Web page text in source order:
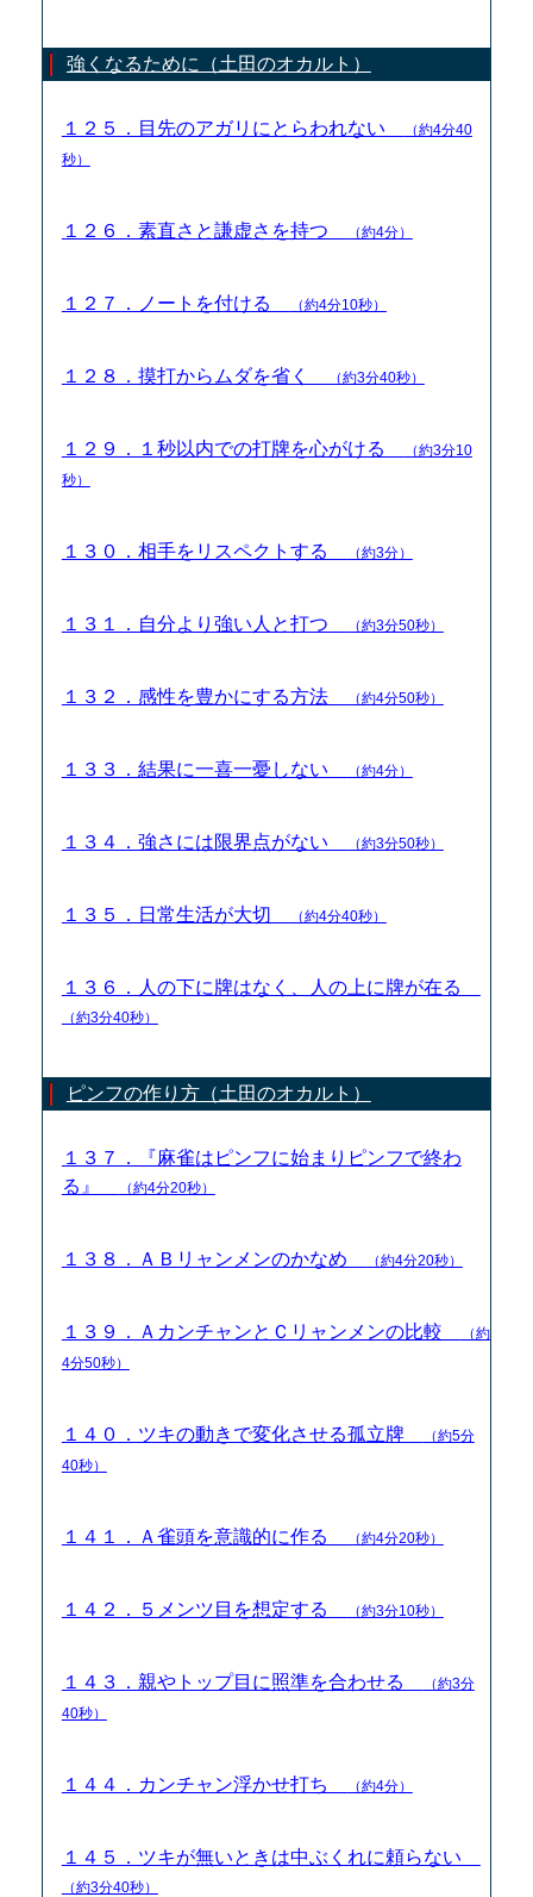
強くなるために（土田のオカルト）
１２５．目先のアガリにとらわれない
（約4分40
秒）
１２６．素直さと謙虚さを持つ （約4分）
１２７．ノートを付ける （約4分10秒）
１２８．摸打からムダを省く （約3分40秒）
１２９．１秒以内での打牌を心がける
（約3分10
秒）
１３０．相手をリスペクトする （約3分）
１３１．自分より強い人と打つ （約3分50秒）
１３２．感性を豊かにする方法 （約4分50秒）
１３３．結果に一喜一憂しない （約4分）
１３４．強さには限界点がない （約3分50秒）
１３５．日常生活が大切 （約4分40秒）
１３６．人の下に牌はなく、人の上に牌が在る
（約3分40秒）
ピンフの作り方（土田のオカルト）
１３７．『麻雀はピンフに始まりピンフで終わ
る』
（約4分20秒）
１３８．ＡＢリャンメンのかなめ （約4分20秒）
１３９．ＡカンチャンとＣリャンメンの比較
（約
4分50秒）
１４０．ツキの動きで変化させる孤立牌
（約5分
40秒）
１４１．Ａ雀頭を意識的に作る （約4分20秒）
１４２．５メンツ目を想定する （約3分10秒）
１４３．親やトップ目に照準を合わせる
（約3分
40秒）
１４４．カンチャン浮かせ打ち （約4分）
１４５．ツキが無いときは中ぶくれに頼らない
（約3分40秒）